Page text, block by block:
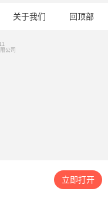
关于我们 回顶部
公司
立即打开